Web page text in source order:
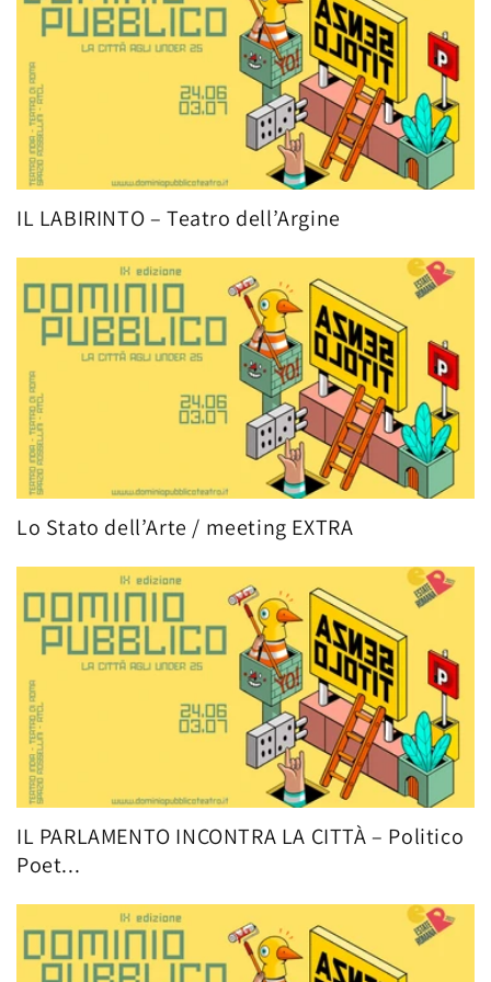
IL LABIRINTO – Teatro dell’Argine
Lo Stato dell’Arte / meeting EXTRA
IL PARLAMENTO INCONTRA LA CITTÀ – Politico
Poet...